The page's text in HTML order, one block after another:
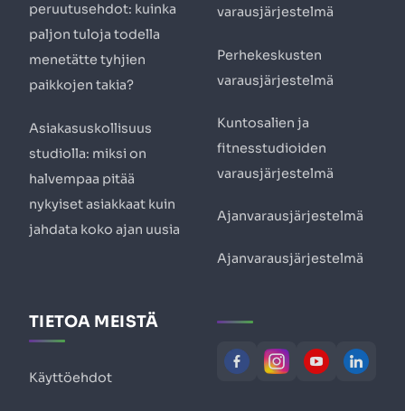
peruutusehdot: kuinka
paljon tuloja todella
menetätte tyhjien
paikkojen takia?
Asiakasuskollisuus
studiolla: miksi on
halvempaa pitää
nykyiset asiakkaat kuin
jahdata koko ajan uusia
varausjärjestelmä
Perhekeskusten
varausjärjestelmä
Kuntosalien ja
fitnesstudioiden
varausjärjestelmä
Ajanvarausjärjestelmä
Ajanvarausjärjestelmä
TIETOA MEISTÄ
Käyttöehdot